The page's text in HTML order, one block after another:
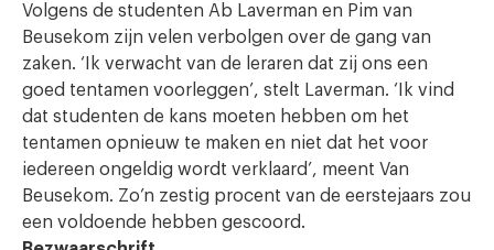
Volgens de studenten Ab Laverman en Pim van
Beusekom zijn velen verbolgen over de gang van
zaken. ‘Ik verwacht van de leraren dat zij ons een
goed tentamen voorleggen’, stelt Laverman. ‘Ik vind
dat studenten de kans moeten hebben om het
tentamen opnieuw te maken en niet dat het voor
iedereen ongeldig wordt verklaard’, meent Van
Beusekom. Zo’n zestig procent van de eerstejaars zou
een voldoende hebben gescoord.